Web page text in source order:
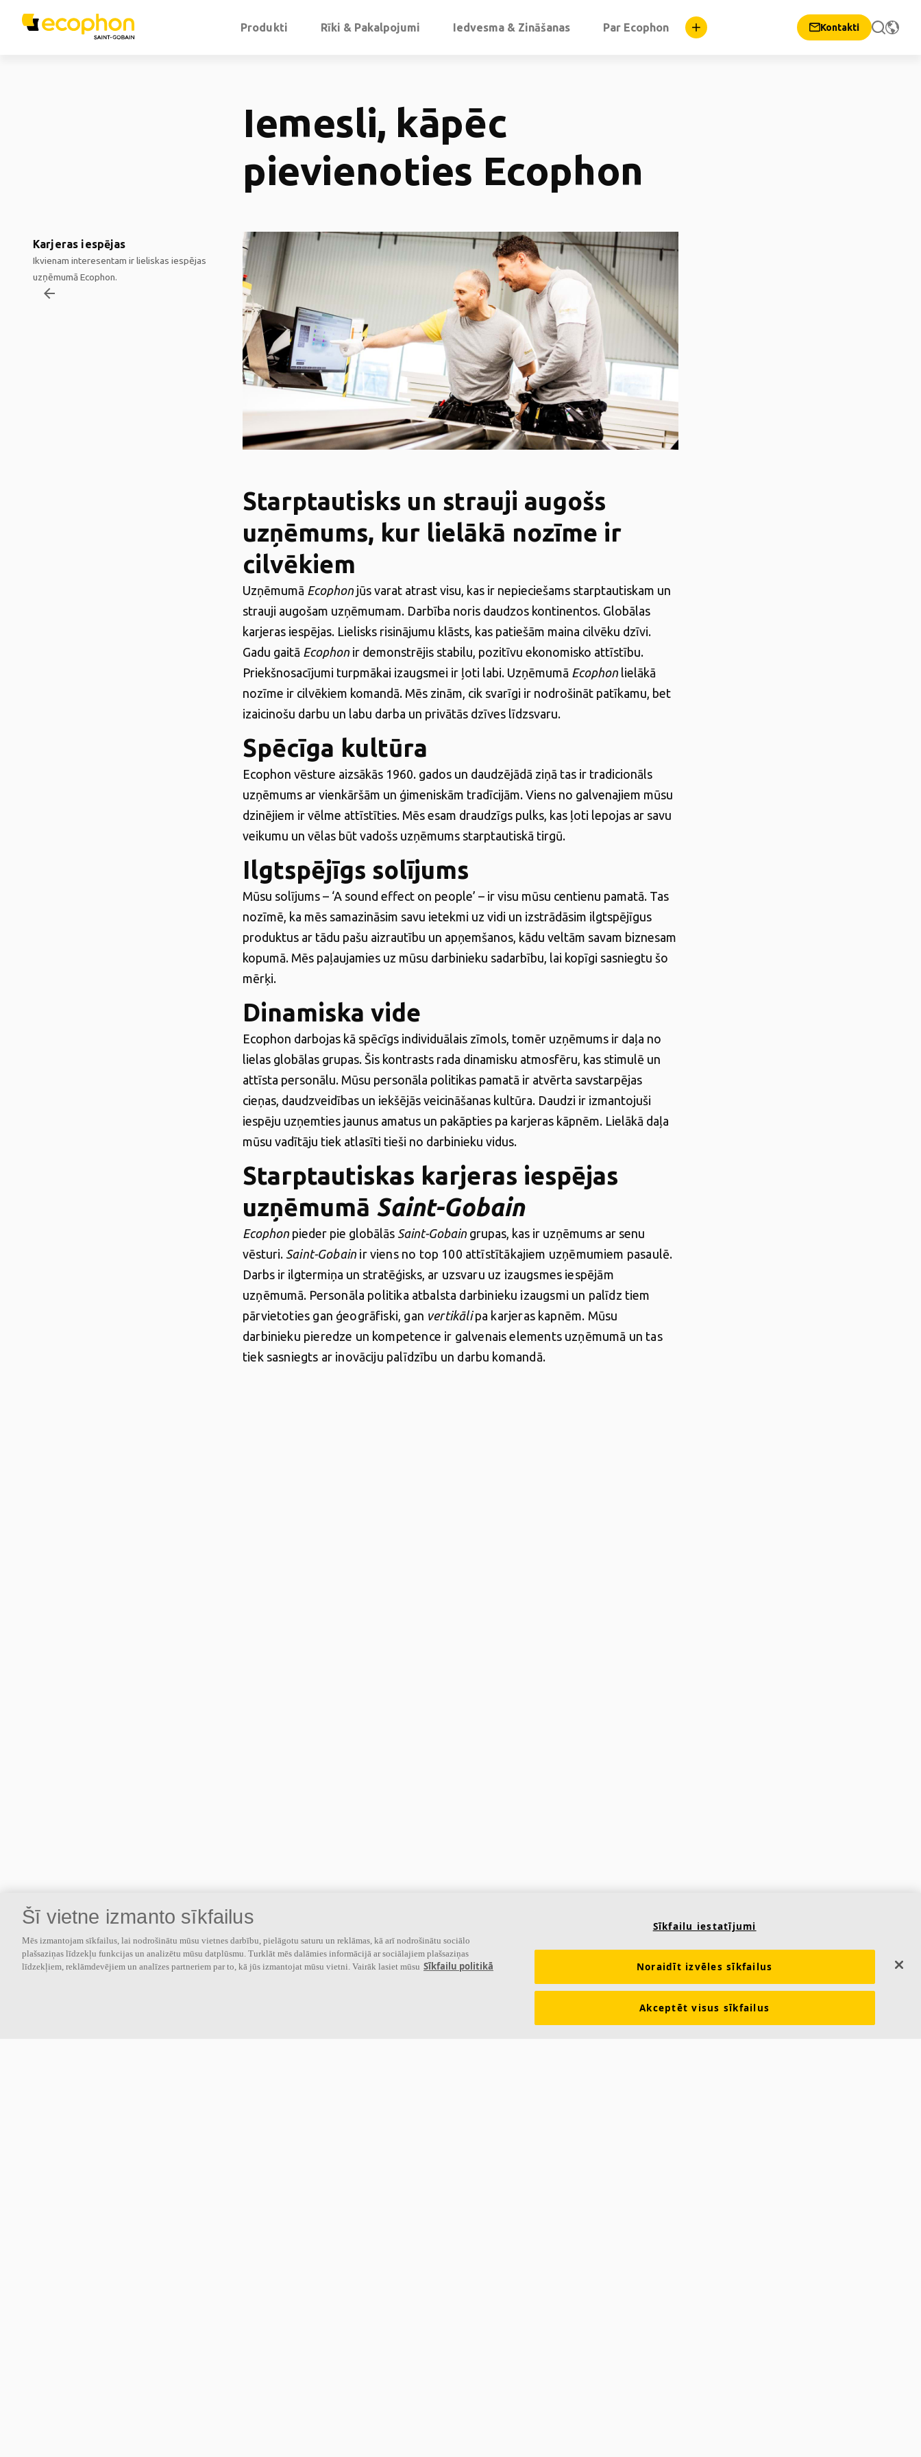
Produkti Rīki & Pakalpojumi Iedvesma & Zināšanas Par Ecophon Kontakti
Iemesli, kāpēc
pievienoties Ecophon
Karjeras iespējas
Ikvienam interesentam ir lieliskas iespējas
uzņēmumā Ecophon.
arrow_backward
Starptautisks un strauji augošs
uzņēmums, kur lielākā nozīme ir
cilvēkiem
Uzņēmumā Ecophon jūs varat atrast visu, kas ir nepieciešams starptautiskam un
strauji augošam uzņēmumam. Darbība noris daudzos kontinentos. Globālas
karjeras iespējas. Lielisks risinājumu klāsts, kas patiešām maina cilvēku dzīvi.
Gadu gaitā Ecophon ir demonstrējis stabilu, pozitīvu ekonomisko attīstību.
Priekšnosacījumi turpmākai izaugsmei ir ļoti labi. Uzņēmumā Ecophon lielākā
nozīme ir cilvēkiem komandā. Mēs zinām, cik svarīgi ir nodrošināt patīkamu, bet
izaicinošu darbu un labu darba un privātās dzīves līdzsvaru.
Spēcīga kultūra
Ecophon vēsture aizsākās 1960. gados un daudzējādā ziņā tas ir tradicionāls
uzņēmums ar vienkāršām un ģimeniskām tradīcijām. Viens no galvenajiem mūsu
dzinējiem ir vēlme attīstīties. Mēs esam draudzīgs pulks, kas ļoti lepojas ar savu
veikumu un vēlas būt vadošs uzņēmums starptautiskā tirgū.
Ilgtspējīgs solījums
Mūsu solījums – ‘A sound effect on people’ – ir visu mūsu centienu pamatā. Tas
nozīmē, ka mēs samazināsim savu ietekmi uz vidi un izstrādāsim ilgtspējīgus
produktus ar tādu pašu aizrautību un apņemšanos, kādu veltām savam biznesam
kopumā. Mēs paļaujamies uz mūsu darbinieku sadarbību, lai kopīgi sasniegtu šo
mērķi.
Dinamiska vide
Ecophon darbojas kā spēcīgs individuālais zīmols, tomēr uzņēmums ir daļa no
lielas globālas grupas. Šis kontrasts rada dinamisku atmosfēru, kas stimulē un
attīsta personālu. Mūsu personāla politikas pamatā ir atvērta savstarpējas
cieņas, daudzveidības un iekšējās veicināšanas kultūra. Daudzi ir izmantojuši
iespēju uzņemties jaunus amatus un pakāpties pa karjeras kāpnēm. Lielākā daļa
mūsu vadītāju tiek atlasīti tieši no darbinieku vidus.
Starptautiskas karjeras iespējas
uzņēmumā Saint-Gobain
Ecophon pieder pie globālās Saint-Gobain grupas, kas ir uzņēmums ar senu
vēsturi. Saint-Gobain ir viens no top 100 attīstītākajiem uzņēmumiem pasaulē.
Darbs ir ilgtermiņa un stratēģisks, ar uzsvaru uz izaugsmes iespējām
uzņēmumā. Personāla politika atbalsta darbinieku izaugsmi un palīdz tiem
pārvietoties gan ģeogrāfiski, gan vertikālipa karjeras kapnēm. Mūsu
darbinieku pieredze un kompetence ir galvenais elements uzņēmumā un tas
tiek sasniegts ar inovāciju palīdzību un darbu komandā.
Šī vietne izmanto sīkfailus
Mēs izmantojam sīkfailus, lai nodrošinātu mūsu vietnes darbību, pielāgotu saturu un reklāmas, kā arī nodrošinātu sociālo
plašsaziņas līdzekļu funkcijas un analizētu mūsu datplūsmu. Turklāt mēs dalāmies informācijā ar sociālajiem plašsaziņas
līdzekļiem, reklāmdevējiem un analīzes partneriem par to, kā jūs izmantojat mūsu vietni. Vairāk lasiet mūsu Sīkfailu politikā
Sīkfailu iestatījumi
Noraidīt izvēles sīkfailus
Akceptēt visus sīkfailus